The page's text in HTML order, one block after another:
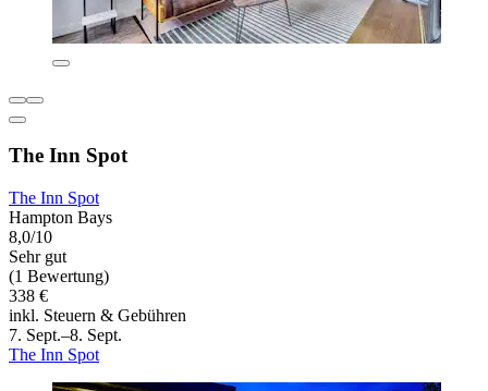
The Inn Spot
The Inn Spot
Hampton Bays
8,0/10
Sehr gut
(1 Bewertung)
338 €
inkl. Steuern & Gebühren
7. Sept.–8. Sept.
The Inn Spot